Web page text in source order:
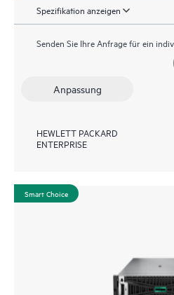
Spezifikation anzeigen
Senden Sie Ihre Anfrage für ein
Anpassung
HEWLETT PACKARD
ENTERPRISE
Smart Choice